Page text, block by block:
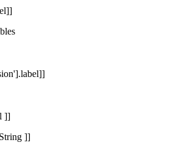
]]
]]